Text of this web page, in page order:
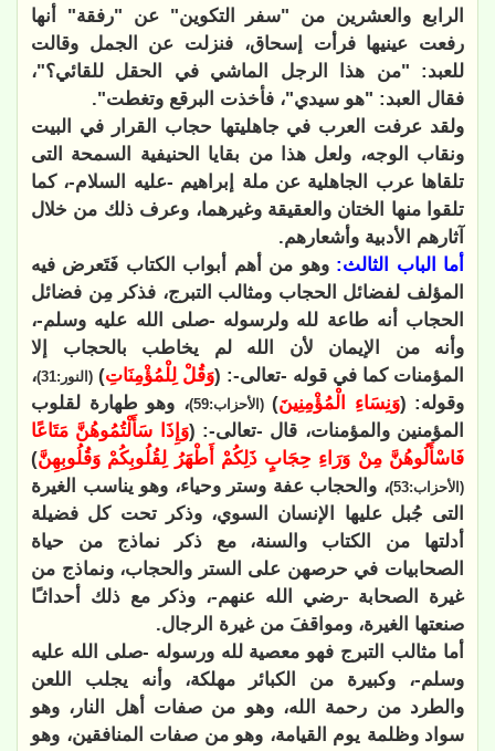
الرابع والعشرين من "سفر التكوين" عن "رفقة" أنها
رفعت عينيها فرأت إسحاق، فنزلت عن الجمل وقالت
للعبد: "من هذا الرجل الماشي في الحقل للقائي؟"،
فقال العبد: "هو سيدي"، فأخذت البرقع وتغطت".
ولقد عرفت العرب في جاهليتها حجاب القرار في البيت
ونقاب الوجه، ولعل هذا من بقايا الحنيفية السمحة التى
تلقاها عرب الجاهلية عن ملة إبراهيم -عليه السلام-، كما
تلقوا منها الختان والعقيقة وغيرهما، وعرف ذلك من خلال
آثارهم الأدبية وأشعارهم.
أما الباب الثالث: وهو من أهم أبواب الكتاب فَتَعرض فيه
المؤلف لفضائل الحجاب ومثالب التبرج، فذكر مِن فضائل
الحجاب أنه طاعة لله ولرسوله -صلى الله عليه وسلم-،
وأنه من الإيمان لأن الله لم يخاطب بالحجاب إلا
المؤمنات كما في قوله -تعالى-: (وَقُلْ لِلْمُؤْمِنَاتِ) (النور:31)
،
وقوله: (وَنِسَاءِ الْمُؤْمِنِينَ)(الأحزاب:59)
، وهو طهارة لقلوب
المؤمنين والمؤمنات، قال -تعالى-: (وَإِذَا سَأَلْتُمُوهُنَّ مَتَاعًا
فَاسْأَلُوهُنَّ مِنْ وَرَاءِ حِجَابٍ ذَلِكُمْ أَطْهَرُ لِقُلُوبِكُمْ وَقُلُوبِهِنَّ)
(الأحزاب:53)
، والحجاب عفة وستر وحياء، وهو يناسب الغيرة
التى جُبل عليها الإنسان السوي، وذكر تحت كل فضيلة
أدلتها من الكتاب والسنة، مع ذكر نماذج من حياة
الصحابيات في حرصهن على الستر والحجاب، ونماذج من
غيرة الصحابة -رضي الله عنهم-، وذكر مع ذلك أحداثـًا
صنعتها الغيرة، ومواقفَ من غيرة الرجال.
أما مثالب التبرج فهو معصية لله ورسوله -صلى الله عليه
وسلم-، وكبيرة من الكبائر مهلكة، وأنه يجلب اللعن
والطرد من رحمة الله، وهو من صفات أهل النار، وهو
سواد وظلمة يوم القيامة، وهو من صفات المنافقين، وهو